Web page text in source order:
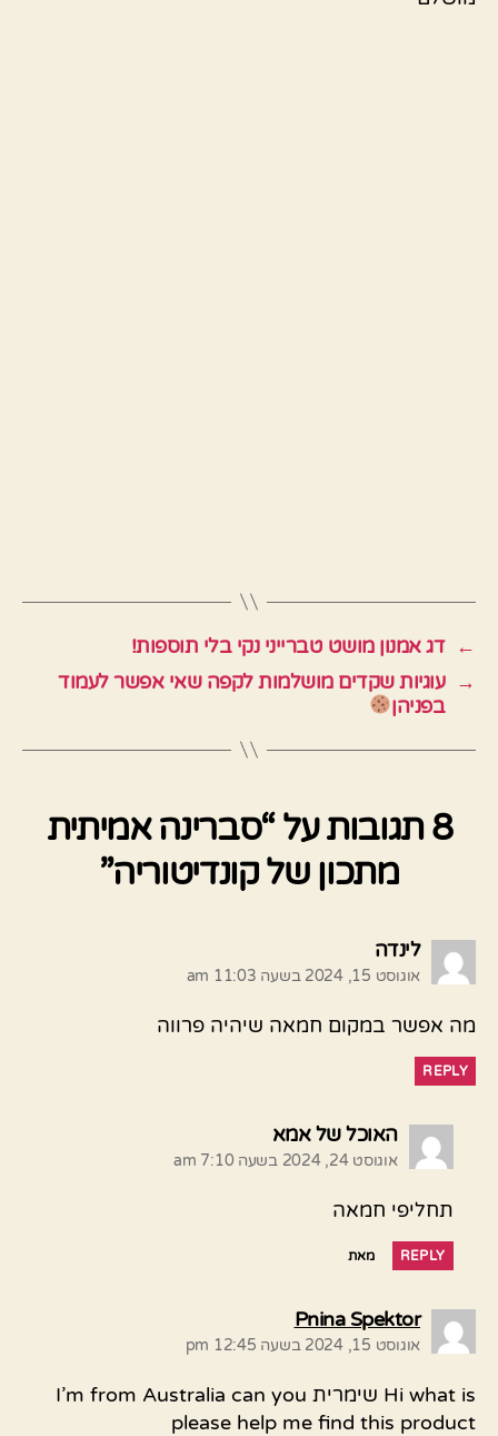
← דג אמנון מושט טברייני נקי בלי תוספות!
→ עוגיות שקדים מושלמות לקפה שאי אפשר לעמוד
בפניהן
8 תגובות על “סברינה אמיתית
מתכון של קונדיטוריה”
לינדה
אוגוסט 15, 2024 בשעה 11:03 am
מה אפשר במקום חמאה שיהיה פרווה
REPLY
האוכל של אמא
אוגוסט 24, 2024 בשעה 7:10 am
תחליפי חמאה
REPLY מאת
Pnina Spektor
אוגוסט 15, 2024 בשעה 12:45 pm
Hi what is שימרית I’m from Australia can you
please help me find this product